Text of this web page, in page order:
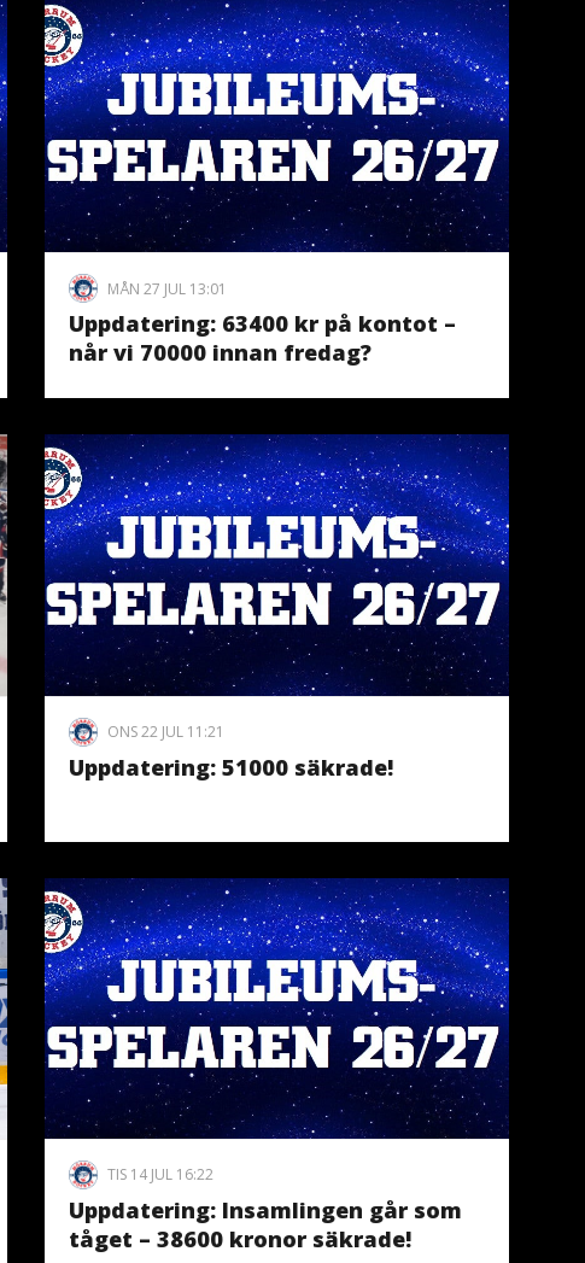
MÅN 27 JUL 13:01
Uppdatering: 63400 kr på kontot –
når vi 70000 innan fredag?
ONS 22 JUL 11:21
Uppdatering: 51000 säkrade!
TIS 14 JUL 16:22
Uppdatering: Insamlingen går som
tåget – 38600 kronor säkrade!